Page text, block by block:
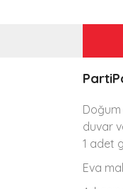
Doğum
duvar
1 adet
Eva